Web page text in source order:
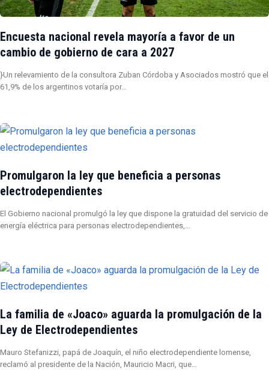
Encuesta nacional revela mayoría a favor de un
cambio de gobierno de cara a 2027
}Un relevamiento de la consultora Zuban Córdoba y Asociados mostró que el
61,9% de los argentinos votaría por…
Promulgaron la ley que beneficia a personas
electrodependientes
El Gobierno nacional promulgó la ley que dispone la gratuidad del servicio de
energía eléctrica para personas electrodependientes,…
La familia de «Joaco» aguarda la promulgación de la
Ley de Electrodependientes
Mauro Stefanizzi, papá de Joaquín, el niño electrodependiente lomense,
reclamó al presidente de la Nación, Mauricio Macri, que…